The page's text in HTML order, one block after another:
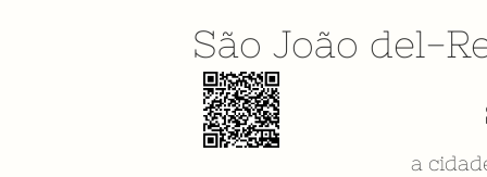
São João del-
a